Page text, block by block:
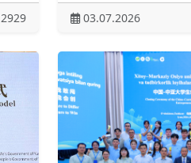
2929 03.07.2026